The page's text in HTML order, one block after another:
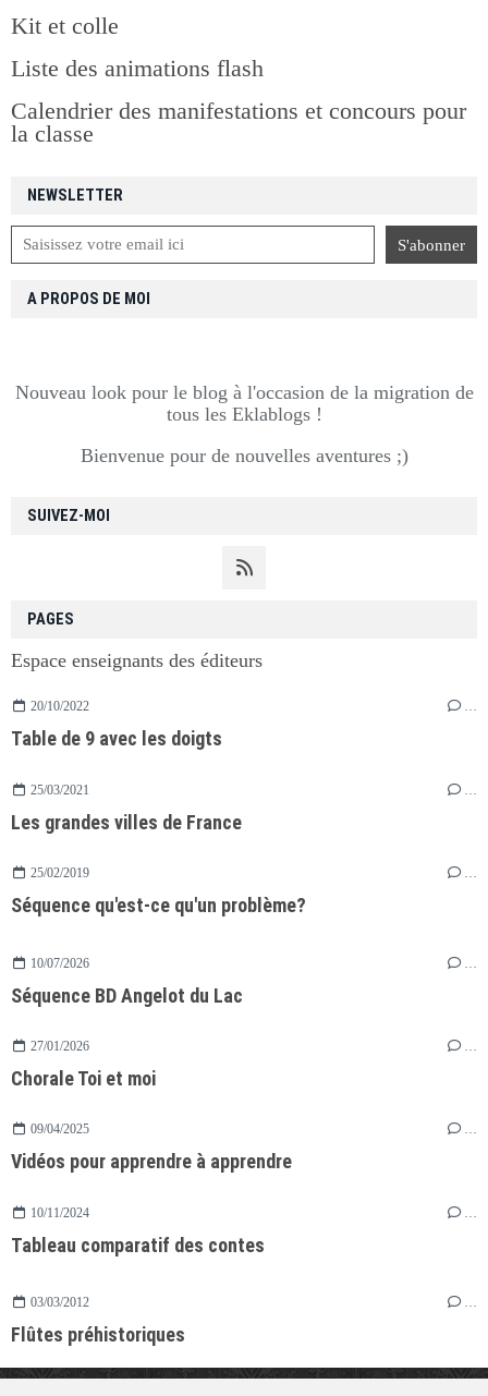
NEWSLETTER
SUIVEZ-MOI
20/10/2022 …
Table de 9 avec les doigts
25/03/2021
Les grandes villes de France
25/02/2019 …
Séquence qu'est-ce qu'un problème?
10/07/2026
Séquence BD Angelot du Lac
27/01/2026 …
Chorale Toi et moi
09/04/2025 …
Vidéos pour apprendre à apprendre
10/11/2024
Tableau comparatif des contes
03/03/2012 …
Flûtes préhistoriques
PAGES
Espace enseignants des éditeurs
Kit et colle
Liste des animations flash
Calendrier des manifestations et concours pour
la classe
A PROPOS DE MOI
Nouveau look pour le blog à l'occasion de la migration de
tous les Eklablogs !
Bienvenue pour de nouvelles aventures ;)